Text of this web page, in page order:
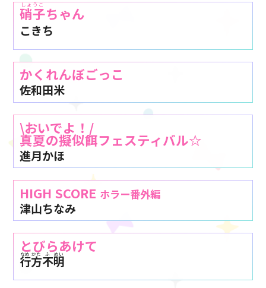
硝子
しょうこ
ちゃん
こきち
かくれんぼごっこ
佐和田米
\おいでよ！/
真夏の擬似餌フェスティバル☆
進月かほ
HIGH SCORE ホラー番外編
津山ちなみ
とびらあけて
行
なめ方
かた不
ふ 明
めい